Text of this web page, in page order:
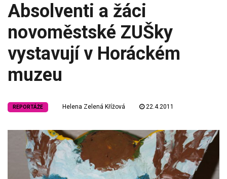
Absolventi a žáci
novoměstské ZUŠky
vystavují v Horáckém
muzeu
REPORTÁŽE Helena Zelená Křížová 22.4.2011